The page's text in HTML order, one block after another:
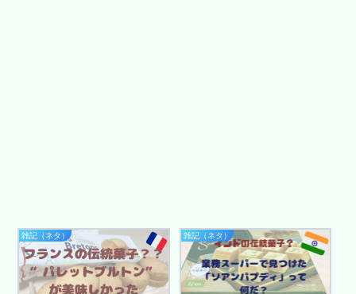
雑記（ネタ） 雑記（ネタ）